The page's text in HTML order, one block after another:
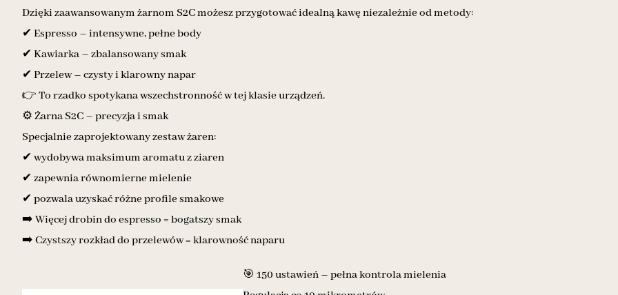
Dzięki zaawansowanym żarnom S2C możesz przygotować idealną kawę niezależnie od metody:
✔ Espresso – intensywne, pełne body
✔ Kawiarka – zbalansowany smak
✔ Przelew – czysty i klarowny napar
👉 To rzadko spotykana wszechstronność w tej klasie urządzeń.
⚙️ Żarna S2C – precyzja i smak
Specjalnie zaprojektowany zestaw żaren:
✔ wydobywa maksimum aromatu z ziaren
✔ zapewnia równomierne mielenie
✔ pozwala uzyskać różne profile smakowe
➡️ Więcej drobin do espresso = bogatszy smak
➡️ Czystszy rozkład do przelewów = klarowność naparu
🎯 150 ustawień – pełna kontrola mielenia